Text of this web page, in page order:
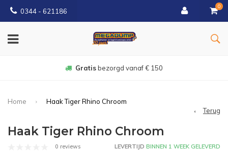
0344 - 621186
0
Gratisbezorgd vanaf € 150
Home
Haak Tiger Rhino Chroom
Terug
Haak Tiger Rhino Chroom
0 reviews LEVERTIJD BINNEN 1 WEEK GELEVERD